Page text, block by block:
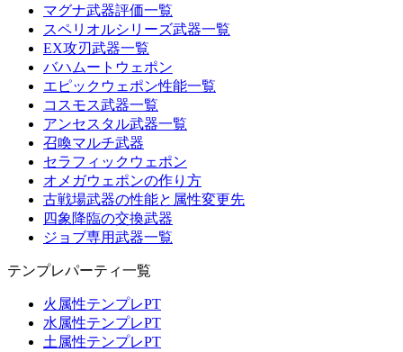
マグナ武器評価一覧
スペリオルシリーズ武器一覧
EX攻刃武器一覧
バハムートウェポン
エピックウェポン性能一覧
コスモス武器一覧
アンセスタル武器一覧
召喚マルチ武器
セラフィックウェポン
オメガウェポンの作り方
古戦場武器の性能と属性変更先
四象降臨の交換武器
ジョブ専用武器一覧
テンプレパーティ一覧
火属性テンプレPT
水属性テンプレPT
土属性テンプレPT